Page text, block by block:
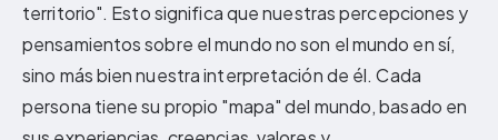
territorio". Esto significa que nuestras percepciones y
pensamientos sobre el mundo no son el mundo en sí,
sino más bien nuestra interpretación de él. Cada
persona tiene su propio "mapa" del mundo, basado en